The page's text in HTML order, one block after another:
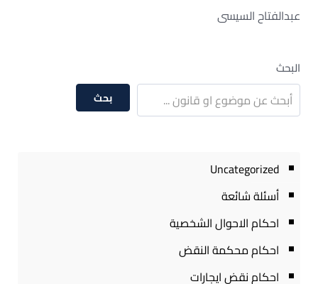
عبدالفتاح السيسى
البحث
بحث
Uncategorized
أسئلة شائعة
احكام الاحوال الشخصية
احكام محكمة النقض
احكام نقض ايجارات